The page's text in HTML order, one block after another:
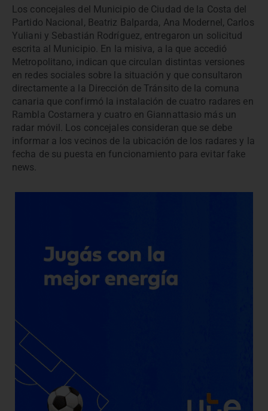
Los concejales del Municipio de Ciudad de la Costa del
Partido Nacional, Beatriz Balparda, Ana Modernel, Carlos
Yuliani y Sebastián Rodríguez, entregaron un solicitud
escrita al Municipio. En la misiva, a la que accedió
Metropolitano, indican que circulan distintas versiones
en redes sociales sobre la situación y que consultaron
directamente a la Dirección de Tránsito de la comuna
canaria que confirmó la instalación de cuatro radares en
Rambla Costarnera y cuatro en Giannattasio más un
radar móvil. Los concejales consideran que se debe
informar a los vecinos de la ubicación de los radares y la
fecha de su puesta en funcionamiento para evitar fake
news.